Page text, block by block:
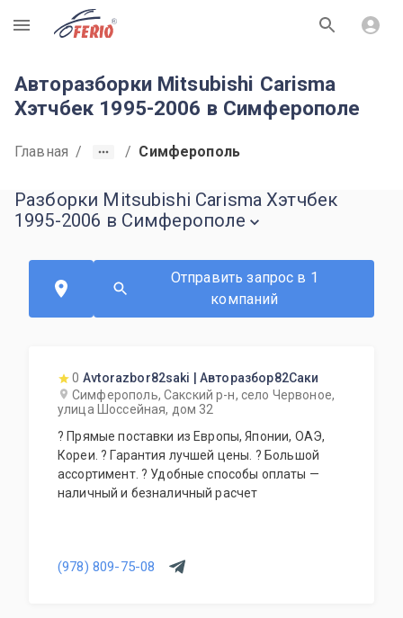
R
Авторазборки Mitsubishi Carisma
Хэтчбек 1995-2006 в Симферополе
Главная / / Симферополь
Разборки Mitsubishi Carisma Хэтчбек
1995-2006 в Симферополе
Отправить запрос в 1
компаний
0 Avtorazbor82saki | Авторазбор82Саки
Симферополь, Сакский р-н, село Червоное,
улица Шоссейная, дом 32
? Прямые поставки из Европы, Японии, ОАЭ,
Кореи. ? Гарантия лучшей цены. ? Большой
ассортимент. ? Удобные способы оплаты —
наличный и безналичный расчет
(978) 809-75-08